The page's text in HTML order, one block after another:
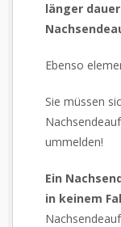
länger
Ebenso
Sie müssen
ummelden!
Ein
in keinem